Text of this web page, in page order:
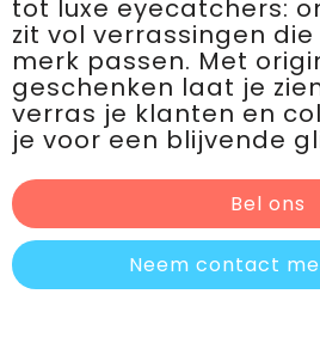
tot luxe eyecatchers:
zit vol verrassingen
merk passen. Met
geschenken laat je
verras je klanten en
je voor een blijvende
Bel ons
Neem contact